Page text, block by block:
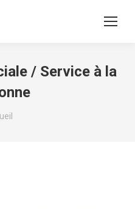
/ Service à la
êtes ici :